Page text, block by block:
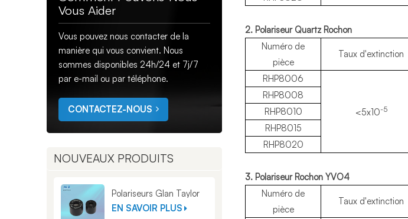
Vous Aider
Vous pouvez nous contacter de la
manière qui vous convient. Nous
sommes disponibles 24h/24 et 7j/7
par e-mail ou par téléphone.
CONTACTEZ-NOUS
NOUVEAUX PRODUITS
Polariseurs Glan Taylor
EN SAVOIR PLUS
2. Polariseur Quartz Rochon
Numéro de
pièce
Taux d'extinction
RHP8006
<5x10-5
RHP8008
RHP8010
RHP8015
RHP8020
3. Polariseur Rochon YVO4
Numéro de
pièce
Taux d'extinction